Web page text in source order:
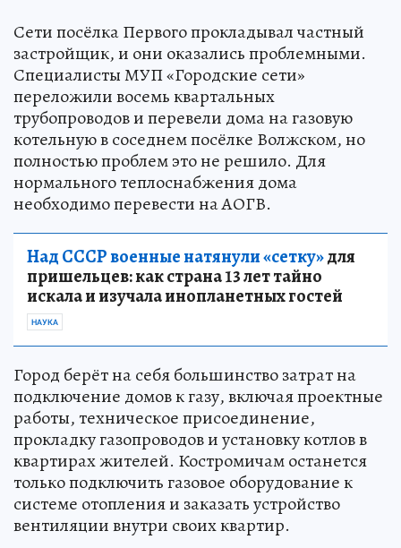
Сети посёлка Первого прокладывал частный
застройщик, и они оказались проблемными.
Специалисты МУП «Городские сети»
переложили восемь квартальных
трубопроводов и перевели дома на газовую
котельную в соседнем посёлке Волжском, но
полностью проблем это не решило. Для
нормального теплоснабжения дома
необходимо перевести на АОГВ.
Над СССР военные натянули «сетку»для
пришельцев: как страна 13 лет тайно
искала и изучала инопланетных гостей
НАУКА
Город берёт на себя большинство затрат на
подключение домов к газу, включая проектные
работы, техническое присоединение,
прокладку газопроводов и установку котлов в
квартирах жителей. Костромичам останется
только подключить газовое оборудование к
системе отопления и заказать устройство
вентиляции внутри своих квартир.